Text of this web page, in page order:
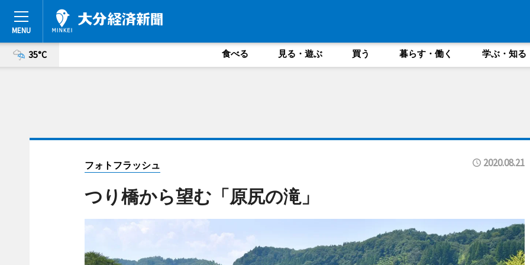
35°C 食べる 見る・遊ぶ 買う 暮らす・働く 学ぶ・知る
フォトフラッシュ 2020.08.21
つり橋から望む「原尻の滝」